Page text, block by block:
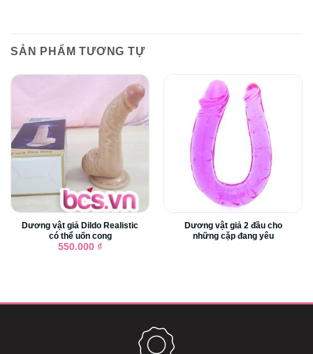
SẢN PHẨM TƯƠNG TỰ
Dương vật giả Dildo Realistic
có thể uốn cong
550.000 ₫
Dương vật giả 2 đầu cho
những cặp đang yêu